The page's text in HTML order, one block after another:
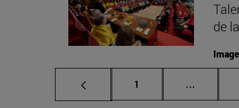
de
Página
1 ... Páginas